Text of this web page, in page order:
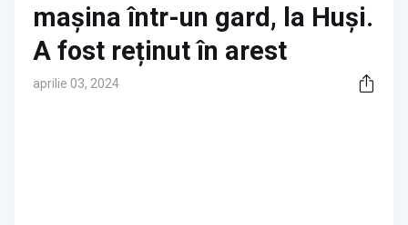
mașina într-un gard, la Huși.
A fost reținut în arest
aprilie 03, 2024